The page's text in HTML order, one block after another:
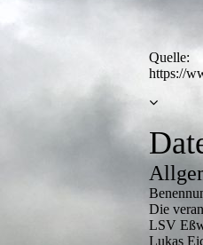
Quelle:
https://
Die
LSV
Lukas